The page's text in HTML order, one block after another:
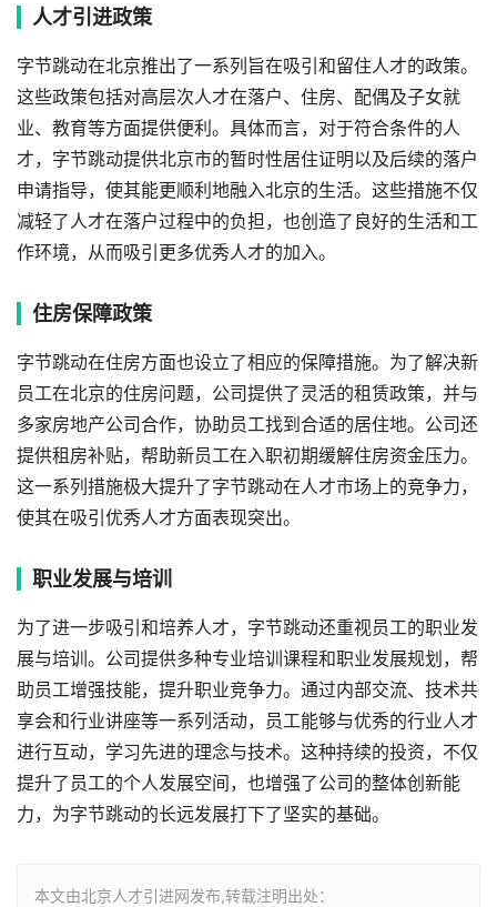
人才引进政策
字节跳动在北京推出了一系列旨在吸引和留住人才的政策。
这些政策包括对高层次人才在落户、住房、配偶及子女就
业、教育等方面提供便利。具体而言，对于符合条件的人
才，字节跳动提供北京市的暂时性居住证明以及后续的落户
申请指导，使其能更顺利地融入北京的生活。这些措施不仅
减轻了人才在落户过程中的负担，也创造了良好的生活和工
作环境，从而吸引更多优秀人才的加入。
住房保障政策
字节跳动在住房方面也设立了相应的保障措施。为了解决新
员工在北京的住房问题，公司提供了灵活的租赁政策，并与
多家房地产公司合作，协助员工找到合适的居住地。公司还
提供租房补贴，帮助新员工在入职初期缓解住房资金压力。
这一系列措施极大提升了字节跳动在人才市场上的竞争力，
使其在吸引优秀人才方面表现突出。
职业发展与培训
为了进一步吸引和培养人才，字节跳动还重视员工的职业发
展与培训。公司提供多种专业培训课程和职业发展规划，帮
助员工增强技能，提升职业竞争力。通过内部交流、技术共
享会和行业讲座等一系列活动，员工能够与优秀的行业人才
进行互动，学习先进的理念与技术。这种持续的投资，不仅
提升了员工的个人发展空间，也增强了公司的整体创新能
力，为字节跳动的长远发展打下了坚实的基础。
本文由北京人才引进网发布,转载注明出处：